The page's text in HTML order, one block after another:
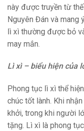
này được truyền từ
Nguyên Đán và mang
lì xì thường được bỏ
may mắn.
Lì xì – biểu hiện của
Phong tục lì xì thể
chúc tốt lành. Khi
khởi, trong khi người
tặng. Lì xì là phong